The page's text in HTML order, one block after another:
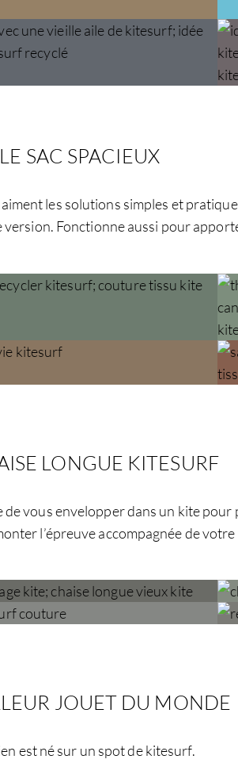
SAC SPACIEUX
les solutions simples et
Fonctionne aussi pour
LONGUE KITESURF
vous envelopper dans un kite pour
l’épreuve accompagnée de
JOUET DU MONDE
est né sur un spot de kitesurf.